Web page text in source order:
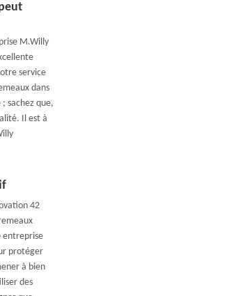
M.Willy
service
dans
sachez que,
Il est à
42
entreprise
protéger
à bien
des